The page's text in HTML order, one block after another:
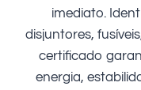
imediato.
disjuntores,
certificado
energia,